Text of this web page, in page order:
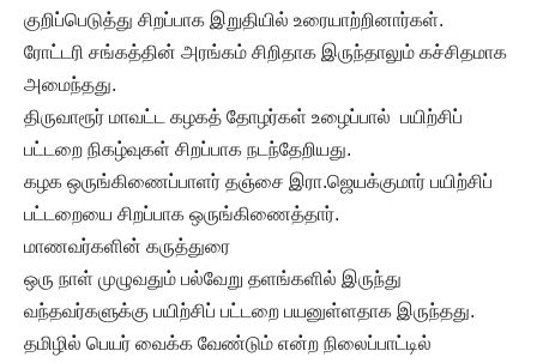
குறிப்பெடுத்து சிறப்பாக இறுதியில் உரையாற்றினார்கள்.
ரோட்டரி சங்கத்தின் அரங்கம் சிறிதாக இருந்தாலும் கச்சிதமாக
அமைந்தது.
திருவாரூர் மாவட்ட கழகத் தோழர்கள் உழைப்பால் பயிற்சிப்
பட்டறை நிகழ்வுகள் சிறப்பாக நடந்தேறியது.
கழக ஒருங்கிணைப்பாளர் தஞ்சை இரா.ஜெயக்குமார் பயிற்சிப்
பட்டறையை சிறப்பாக ஒருங்கிணைத்தார்.
மாணவர்களின் கருத்துரை
ஒரு நாள் முழுவதும் பல்வேறு தளங்களில் இருந்து
வந்தவர்களுக்கு பயிற்சிப் பட்டறை பயனுள்ளதாக இருந்தது.
தமிழில் பெயர் வைக்க வேண்டும் என்ற நிலைப்பாட்டில்